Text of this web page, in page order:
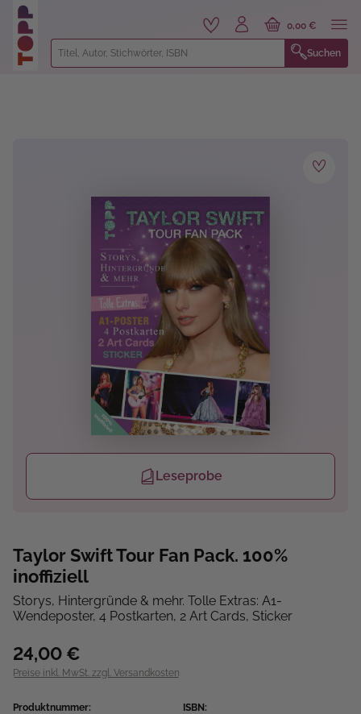
springen
Suchen
0,00 €
Leseprobe
Taylor Swift Tour Fan Pack. 100%
inoffiziell
Storys, Hintergründe & mehr. Tolle Extras: A1-
Wendeposter, 4 Postkarten, 2 Art Cards, Sticker
24,00 €
Preise inkl. MwSt. zzgl. Versandkosten
Produktnummer:
ISBN: